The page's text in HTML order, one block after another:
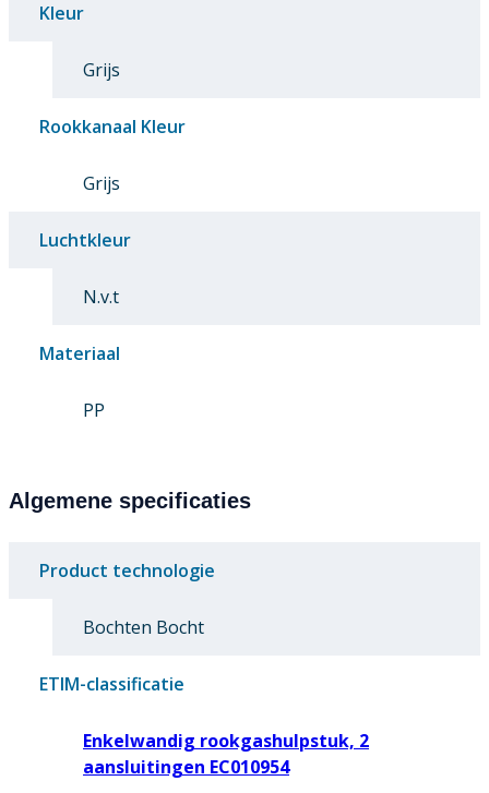
Kleur
Grijs
Rookkanaal Kleur
Grijs
Luchtkleur
N.v.t
Materiaal
PP
Algemene specificaties
Product technologie
Bochten Bocht
ETIM-classificatie
Enkelwandig rookgashulpstuk, 2
aansluitingen EC010954